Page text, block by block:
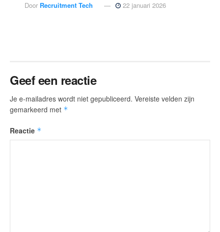
Door Recruitment Tech 22 januari 2026
Geef een reactie
Je e-mailadres wordt niet gepubliceerd. Vereiste velden zijn
gemarkeerd met *
Reactie *